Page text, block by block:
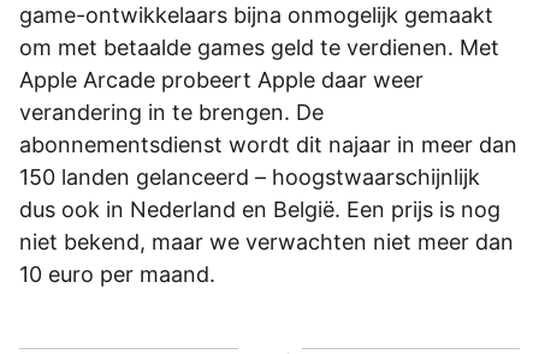
game-ontwikkelaars bijna onmogelijk gemaakt
om met betaalde games geld te verdienen. Met
Apple Arcade probeert Apple daar weer
verandering in te brengen. De
abonnementsdienst wordt dit najaar in meer dan
150 landen gelanceerd – hoogstwaarschijnlijk
dus ook in Nederland en België. Een prijs is nog
niet bekend, maar we verwachten niet meer dan
10 euro per maand.